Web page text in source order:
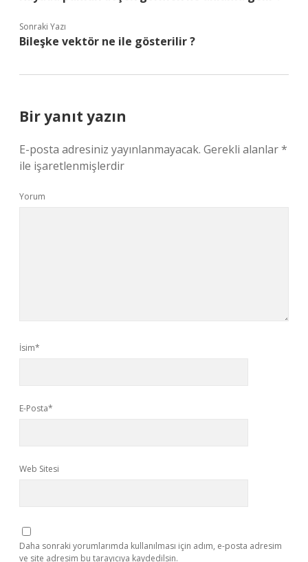
Sonraki Yazı
Bileşke vektör ne ile gösterilir ?
Bir yanıt yazın
E-posta adresiniz yayınlanmayacak. Gerekli alanlar*
ile işaretlenmişlerdir
Yorum
İsim*
E-Posta*
Web Sitesi
Daha sonraki yorumlarımda kullanılması için adım, e-posta adresim
ve site adresim bu tarayıcıya kaydedilsin.